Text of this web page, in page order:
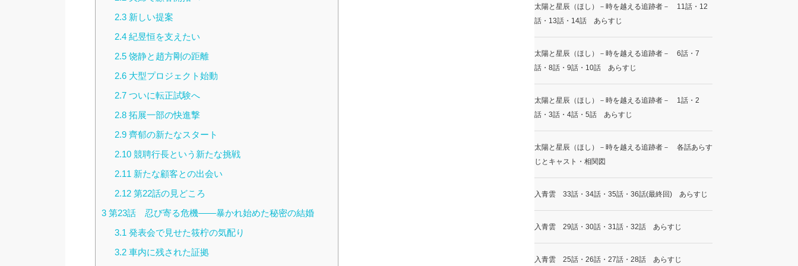
2.3 新しい提案
2.4 紀昱恒を支えたい
2.5 饶静と趙方剛の距離
2.6 大型プロジェクト始動
2.7 ついに転正試験へ
2.8 拓展一部の快進撃
2.9 齊郁の新たなスタート
2.10 競聘行長という新たな挑戦
2.11 新たな顧客との出会い
2.12 第22話の見どころ
3第23話 忍び寄る危機――暴かれ始めた秘密の結婚
3.1 発表会で見せた筱柠の気配り
3.2 車内に残された証拠
太陽と星辰（ほし）－時を越える追跡者－ 11話・12
話・13話・14話 あらすじ
太陽と星辰（ほし）－時を越える追跡者－ 6話・7
話・8話・9話・10話 あらすじ
太陽と星辰（ほし）－時を越える追跡者－ 1話・2
話・3話・4話・5話 あらすじ
太陽と星辰（ほし）－時を越える追跡者－ 各話あらす
じとキャスト・相関図
入青雲 33話・34話・35話・36話(最終回) あらすじ
入青雲 29話・30話・31話・32話 あらすじ
入青雲 25話・26話・27話・28話 あらすじ